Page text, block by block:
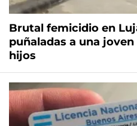
Brutal femicidio en
puñaladas a una
hijos